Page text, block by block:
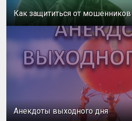
Как защититься от мошенников
Анекдоты выходного дня